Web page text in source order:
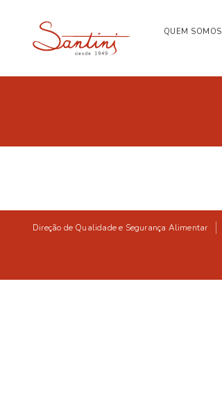
QUEM SOMOS
Direção de Qualidade e Segurança Alimentar